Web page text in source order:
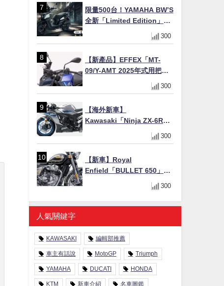
限量500台！YAMAHA BW’S
全新「Limited Edition」都
市探索限定色 GOOPiMADE
聯名包同步登場
300
【新產品】EFFEX「MT-
09/Y-AMT 2025年式用把手
Easy Fit Bar Plus」！高
7mm後移16mm直上×三色×
300
【海外新車】
Kawasaki「Ninja ZX-6R」
2027年式北美發表！636cc
四缸×銀河銀/暮光藍新色
美元起
300
【新車】Royal
Enfield「BULLET 650」8
月27日日本發售（98萬日圓
～）！648cc空冷並列雙缸×
虎眼指示燈×砲筒黑/戰艦藍兩
300
人氣關鍵字
KAWASAKI 編輯部推薦
車主有話說 MotoGP Triumph
YAMAHA DUCATI HONDA
KTM 新車介紹 名車圖鑑